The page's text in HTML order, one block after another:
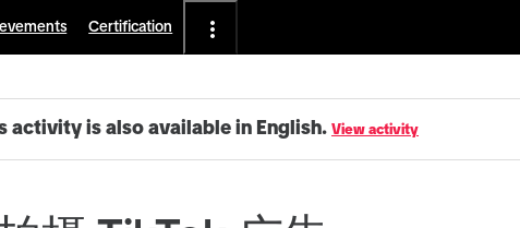
Certification
activity is also available in English. View activity